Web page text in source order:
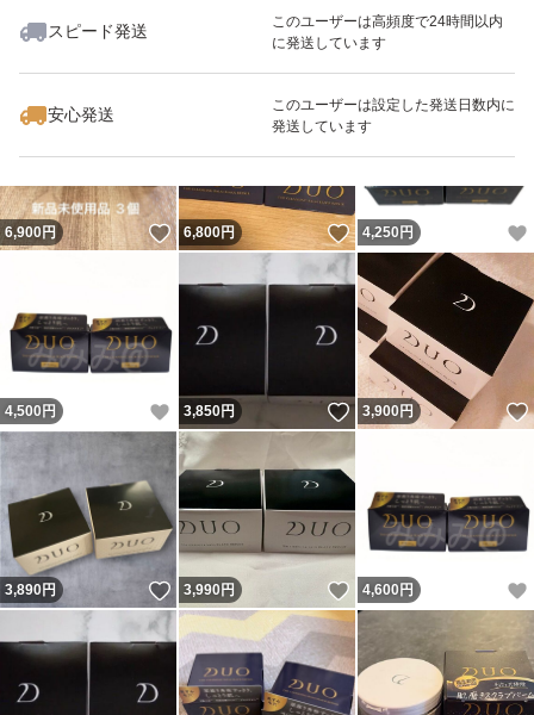
スピード発送
このユーザーは高頻度で24時間以内
に発送しています
安心発送
このユーザーは設定した発送日数内に
発送しています
いいね！
7,200
6,900円 いいね！
6,800円 いいね！
4,250 円
4,500 円 いいね！
3,850円 いいね！
3,900円
3,890円 いいね！
3,990円 いいね！
4,600 円